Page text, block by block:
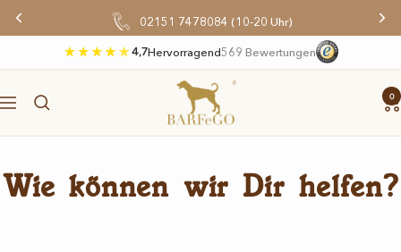
02151 7478084 (10-20 Uhr)
4,7Hervorragend569 Bewertungen
Navigation
BARFeGO® 0
Wie können wir Dir helfen?